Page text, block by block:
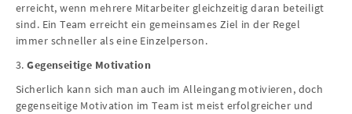
erreicht, wenn mehrere Mitarbeiter gleichzeitig daran beteiligt
sind. Ein Team erreicht ein gemeinsames Ziel in der Regel
immer schneller als eine Einzelperson.
3.Gegenseitige Motivation
Sicherlich kann sich man auch im Alleingang motivieren, doch
gegenseitige Motivation im Team ist meist erfolgreicher und